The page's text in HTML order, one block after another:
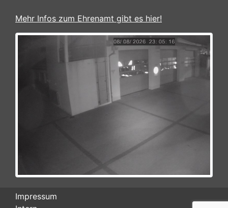
Mehr Infos zum Ehrenamt gibt es hier!
Impressum